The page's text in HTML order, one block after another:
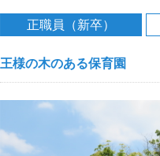
正職員（新卒）
王様の木のある保育園